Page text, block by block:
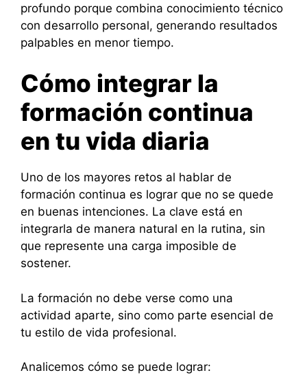
profundo porque combina conocimiento técnico
con desarrollo personal, generando resultados
palpables en menor tiempo.
Cómo integrar la
formación continua
en tu vida diaria
Uno de los mayores retos al hablar de
formación continua es lograr que no se quede
en buenas intenciones. La clave está en
integrarla de manera natural en la rutina, sin
que represente una carga imposible de
sostener.
La formación no debe verse como una
actividad aparte, sino como parte esencial de
tu estilo de vida profesional.
Analicemos cómo se puede lograr: